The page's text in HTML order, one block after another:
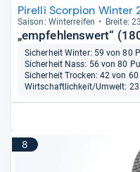
Pirelli Scorpion Winter
Sai­son: Win­ter­rei­fen Breite:
„empfehlenswert“
Sicherheit Winter: 59 von 80
Sicherheit Nass: 56 von 80
Sicherheit Trocken: 42 von
Wirtschaftlichkeit/Umwelt:
8